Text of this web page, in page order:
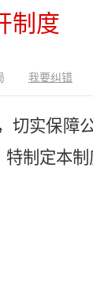
制度
我要纠错
切实保障
制定本制